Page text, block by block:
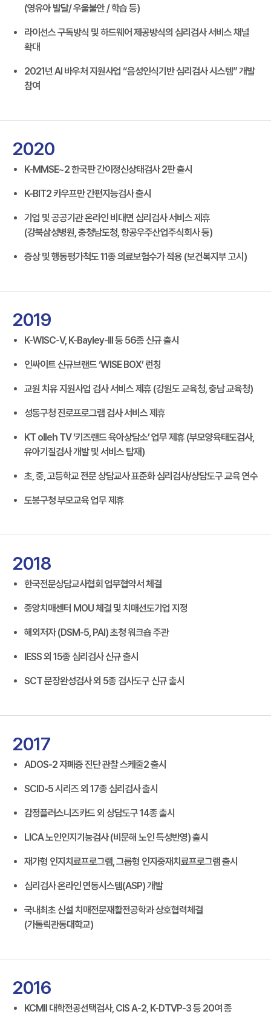
(영유아 발달/ 우울불안 / 학습 등)
라이선스 구독방식 및 하드웨어 제공방식의 심리검사 서비스 채널
확대
2021년 AI 바우처 지원사업 “음성인식기반 심리검사 시스템” 개발
참여
2020
K-MMSE~2 한국판 간이정신상태검사 2판 출시
K-BIT2 카우프만 간편지능검사 출시
기업 및 공공기관 온라인 비대면 심리검사 서비스 제휴
(강북삼성병원, 충청남도청, 항공우주산업주식회사 등)
증상 및 행동평가척도 11종 의료보험수가 적용 (보건복지부 고시)
2019
K-WISC-V, K-Bayley-III 등 56종 신규 출시
인싸이트 신규브랜드 ‘WISE BOX’ 런칭
교원 치유 지원사업 검사 서비스 제휴 (강원도 교육청, 충남 교육청)
성동구청 진로프로그램 검사 서비스 제휴
KT olleh TV ‘키즈랜드 육아상담소’ 업무 제휴 (부모양육태도검사,
유아기질검사 개발 및 서비스 탑재)
초, 중, 고등학교 전문 상담교사 표준화 심리검사/상담도구 교육 연수
도봉구청 부모교육 업무 제휴
2018
한국전문상담교사협회 업무협약서 체결
중앙치매센터 MOU 체결 및 치매선도기업 지정
해외저자 (DSM-5, PAI) 초청 워크숍 주관
IESS 외 15종 심리검사 신규 출시
SCT 문장완성검사 외 5종 검사도구 신규 출시
2017
ADOS-2 자폐증 진단 관찰 스케줄2 출시
SCID-5 시리즈 외 17종 심리검사 출시
감정플러스니즈카드 외 상담도구 14종 출시
LICA 노인인지기능검사 (비문해 노인 특성반영) 출시
재가형 인지치료프로그램, 그룹형 인지중재치료프로그램 출시
심리검사 온라인 연동시스템(ASP) 개발
국내최초 신설 치매전문재활전공학과 상호협력체결
(가톨릭관동대학교)
2016
KCMII 대학전공선택검사, CIS A-2, K-DTVP-3 등 20여 종